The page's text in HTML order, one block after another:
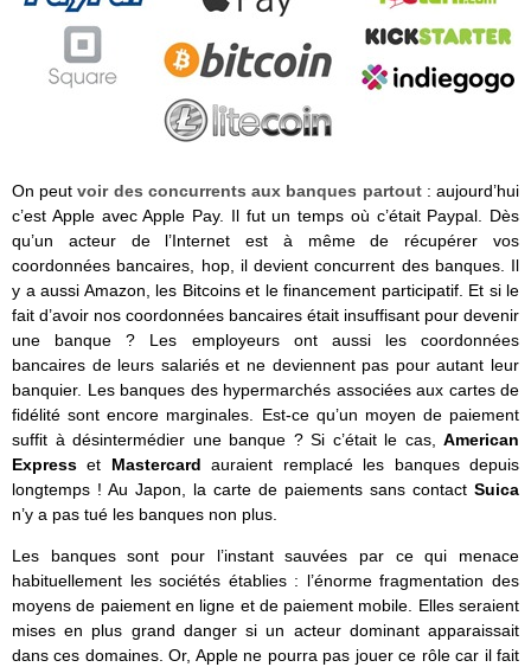
On peutvoir des concurrents aux banques partout: aujourd’hui
c’est Apple avec Apple Pay. Il fut un temps où c’était Paypal. Dès
qu’un acteur de l’Internet est à même de récupérer vos
coordonnées bancaires, hop, il devient concurrent des banques. Il
y a aussi Amazon, les Bitcoins et le financement participatif. Et si le
fait d’avoir nos coordonnées bancaires était insuffisant pour devenir
une banque ? Les employeurs ont aussi les coordonnées
bancaires de leurs salariés et ne deviennent pas pour autant leur
banquier. Les banques des hypermarchés associées aux cartes de
fidélité sont encore marginales. Est-ce qu’un moyen de paiement
suffit à désintermédier une banque ? Si c’était le cas, American
Expresset Mastercardauraient remplacé les banques depuis
longtemps ! Au Japon, la carte de paiements sans contact Suica
n’y a pas tué les banques non plus.
Les banques sont pour l’instant sauvées par ce qui menace
habituellement les sociétés établies : l’énorme fragmentation des
moyens de paiement en ligne et de paiement mobile. Elles seraient
mises en plus grand danger si un acteur dominant apparaissait
dans ces domaines. Or, Apple ne pourra pas jouer ce rôle car il fait